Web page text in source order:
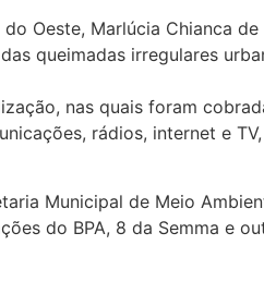
Oeste, Marlúcia Chianca
queimadas irregulares
nas quais foram
rádios, internet e
Municipal de Meio
do BPA, 8 da Semma e